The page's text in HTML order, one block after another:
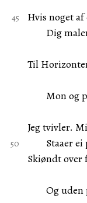
Hvis noget
Dig maler
Til
Mon og
Jeg tvivler.
Staaer ei
Skiøndt over
Og uden